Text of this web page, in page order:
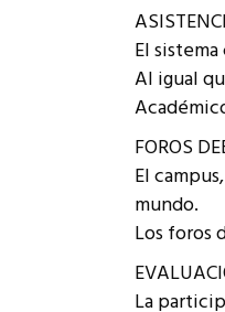
El
Al igual
FOROS
El
mundo.
Los foros
La